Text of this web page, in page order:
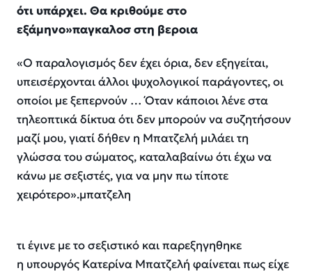
ότι υπάρχει. Θα κριθούμεστο
εξάμηνο»παγκαλοσ στη βεροια
«Ο παραλογισμός δεν έχει όρια, δεν εξηγείται,
υπεισέρχονται άλλοι ψυχολογικοί παράγοντες, οι
οποίοι με ξεπερνούν …Όταν κάποιοι λένε στα
τηλεοπτικά δίκτυα ότι δεν μπορούν να συζητήσουν
μαζί μου, γιατί δήθεν η Μπατζελή μιλάει τη
γλώσσα του σώματος, καταλαβαίνω ότι έχω να
κάνω με σεξιστές, για να μην πω τίποτε
χειρότερο».μπατζελη
τι έγινε με το σεξιστικό και παρεξηγηθηκε
η υπουργός Κατερίνα Μπατζελή φαίνεται πως είχε